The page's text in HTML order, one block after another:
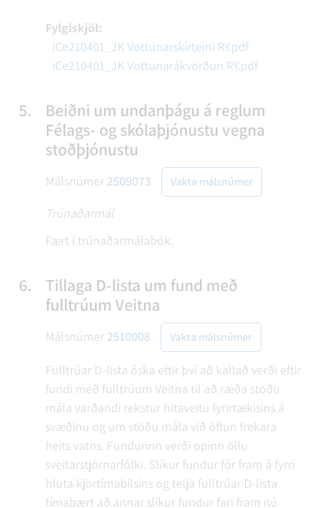
Fylgiskjöl:
iCe210401_JK Vottunarskírteini RY.pdf
iCe210401_JK Vottunarákvörðun RY.pdf
5.
Beiðni um undanþágu á reglum
Félags- og skólaþjónustu vegna
stoðþjónustu
Málsnúmer 2509073 Vakta málsnúmer
Trúnaðarmál
Fært í trúnaðarmálabók.
6.
Tillaga D-lista um fund með
fulltrúum Veitna
Málsnúmer 2510008 Vakta málsnúmer
Fulltrúar D-lista óska eftir því að kallað verði eftir
fundi með fulltrúum Veitna til að ræða stöðu
mála varðandi rekstur hitaveitu fyrirtækisins á
svæðinu og um stöðu mála við öflun frekara
heits vatns. Fundurinn verði opinn öllu
sveitarstjórnarfólki. Slíkur fundur fór fram á fyrri
hluta kjörtímabilsins og telja fulltrúar D-lista
tímabært að annar slíkur fundur fari fram nú